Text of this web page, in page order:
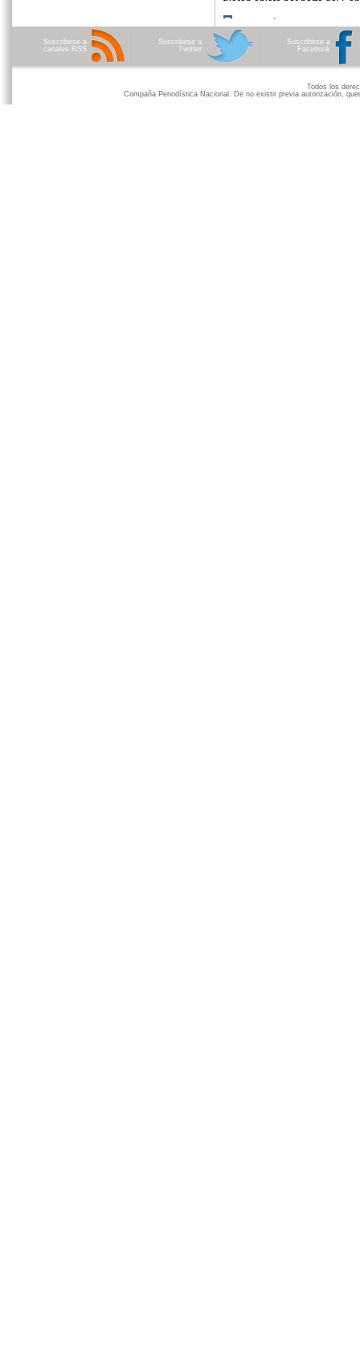
fueron objeto por parte del
Suscribirse a
canales RSS
Suscribirse a
Twitter
Suscribirse a
Facebook
Todos los
Compaña Periodística Nacional. De no existir previa autorización,